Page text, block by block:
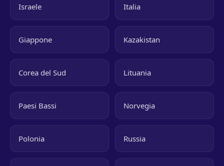
Israele Italia
Giappone Kazakistan
Corea del Sud Lituania
Paesi Bassi Norvegia
Polonia Russia